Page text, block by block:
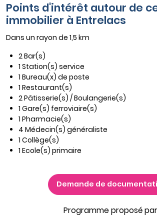
Points d'intérêt autour de
immobilier à Entrelacs
Dans un rayon de 1,5 km
2 Bar(s)
1 Station(s) service
1 Bureau(x) de poste
1 Restaurant(s)
2 Pâtisserie(s) / Boulangerie(s)
1 Gare(s) ferroviaire(s)
1 Pharmacie(s)
4 Médecin(s) généraliste
1 Collège(s)
1 Ecole(s) primaire
Demande de
Programme proposé